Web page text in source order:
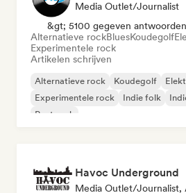
Media Outlet/Journalist
&gt; 5100 gegeven antwoorden
Alternatieve rockBluesKoudegolf
Experimentele rock
Artikelen schrijven
Alternatieve rock Koudegolf
Experimentele rock
Indie folk
Post rock
Havoc Underground